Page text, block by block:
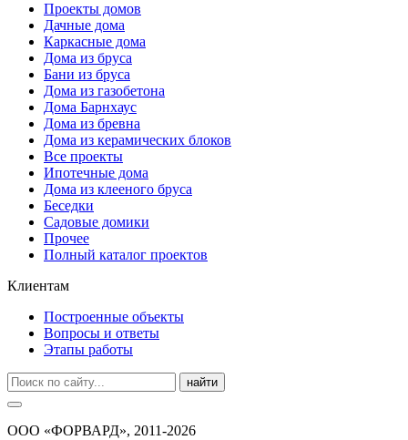
Проекты домов
Дачные дома
Каркасные дома
Дома из бруса
Бани из бруса
Дома из газобетона
Дома Барнхаус
Дома из бревна
Дома из керамических блоков
Все проекты
Ипотечные дома
Дома из клееного бруса
Беседки
Садовые домики
Прочее
Полный каталог проектов
Клиентам
Построенные объекты
Вопросы и ответы
Этапы работы
найти
ООО «ФОРВАРД», 2011-2026